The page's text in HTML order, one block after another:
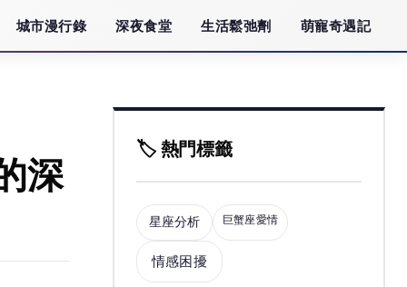
城市漫行錄 深夜食堂 生活鬆弛劑 萌寵奇遇記
深
🏷️ 熱門標籤
星座分析 巨蟹座愛情
情感困擾